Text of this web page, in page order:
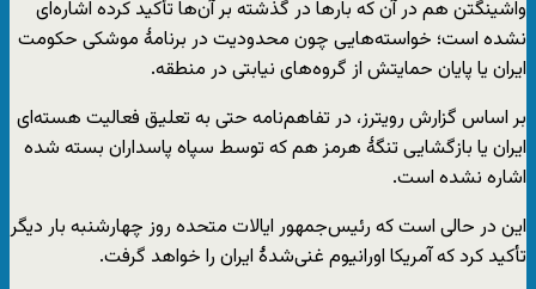
واشینگتن هم در آن که بارها در گذشته بر آن‌ها تأکید کرده اشاره‌ای
نشده است؛ خواسته‌هایی چون محدودیت در برنامهٔ موشکی حکومت
ایران یا پایان حمایتش از گروه‌های نیابتی در منطقه.
بر اساس گزارش رویترز، در تفاهم‌نامه حتی به تعلیق فعالیت هسته‌ای
ایران یا بازگشایی تنگهٔ هرمز هم که توسط سپاه پاسداران بسته شده
اشاره نشده است.
این در حالی است که رئیس‌جمهور ایالات متحده روز چهارشنبه بار دیگر
تأکید کرد که آمریکا اورانیوم غنی‌شدۀ ایران را خواهد گرفت.